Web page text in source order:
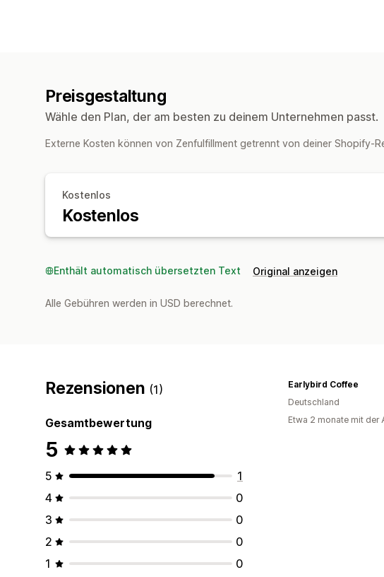
Preisgestaltung
Wähle den Plan, der am besten zu deinem Unternehmen passt.
Externe Kosten können von Zenfulfillment getrennt von deiner Shopify-
Kostenlos
Kostenlos
Enthält automatisch übersetzten Text Original anzeigen
Alle Gebühren werden in USD berechnet.
Rezensionen (1)
Gesamtbewertung
5
5
1
4
0
3
0
2
0
1
0
Earlybird Coffee
Deutschland
Etwa 2 monate mit der